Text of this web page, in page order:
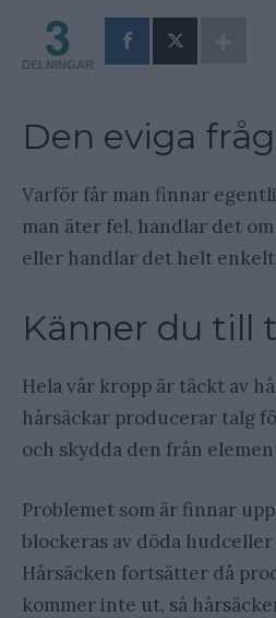
3
DELNINGAR
Den eviga
Varför får man finnar
man äter fel, handlar det
eller handlar det helt
Känner du till
Hela vår kropp är täckt av
hårsäckar producerar talg
och skydda den från
Problemet som är finnar
blockeras av döda hudceller
Hårsäcken fortsätter då
kommer inte ut, så